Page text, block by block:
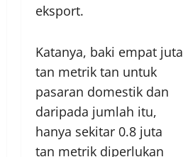
eksport.
Katanya, baki empat juta
tan metrik tan untuk
pasaran domestik dan
daripada jumlah itu,
hanya sekitar 0.8 juta
tan metrik diperlukan